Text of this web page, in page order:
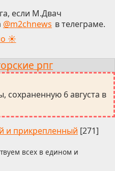
если М.Двач
@m2chnews в телеграме.
☀
рпг
сохраненную 6 августа в
и прикрепленный [271]
всех в едином и